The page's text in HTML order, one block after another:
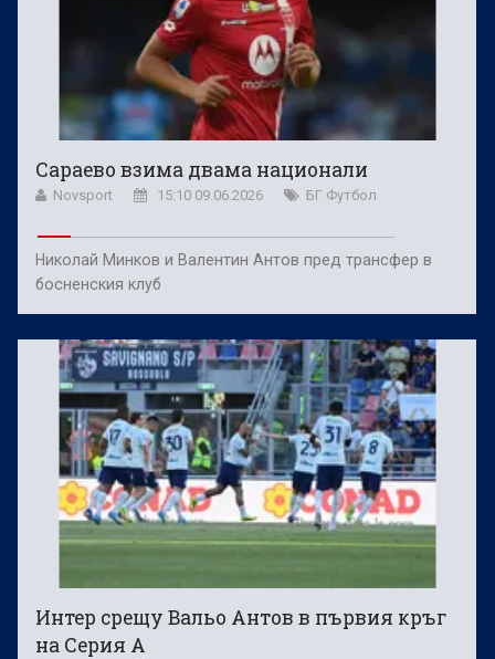
Сараево взима двама национали
Novsport 15:10 09.06.2026 БГ Футбол
Николай Минков и Валентин Антов пред трансфер в
босненския клуб
Интер срещу Вальо Антов в първия кръг
на Серия А